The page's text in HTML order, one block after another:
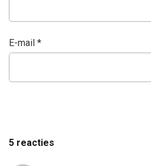
E-mail *
5 reacties